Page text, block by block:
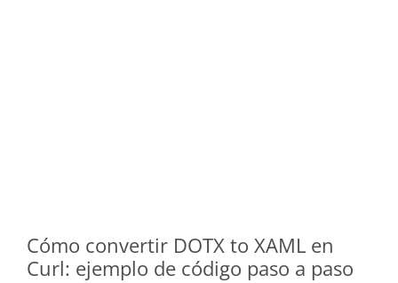
Cómo convertir DOTX to XAML en
Curl: ejemplo de código paso a paso